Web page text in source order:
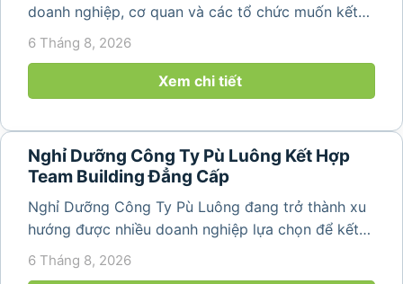
doanh nghiệp, cơ quan và các tổ chức muốn kết
hợp nghỉ dưỡng, tham quan và tổ chức các hoạt
động gắn kết tập thể. Với cảnh quan thiên nhiên
nguyên sơ, không khí...
6 Tháng 8, 2026
Xem chi tiết
Nghỉ Dưỡng Công Ty Pù Luông Kết Hợp
Team Building Đẳng Cấp
Nghỉ Dưỡng Công Ty Pù Luông đang trở thành xu
hướng được nhiều doanh nghiệp lựa chọn để kết
hợp giữa nghỉ ngơi, tái tạo năng lượng và xây
dựng tinh thần đồng đội. Thay vì những chuyến du
6 Tháng 8, 2026